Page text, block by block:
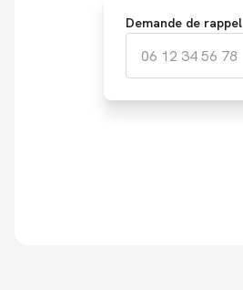
Demande de rappel